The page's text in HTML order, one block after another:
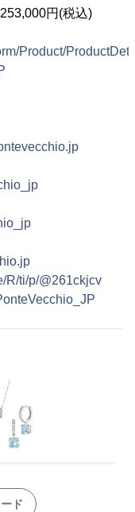
円(税込)
Product/
R/ti/p/@261ckjcv
ド